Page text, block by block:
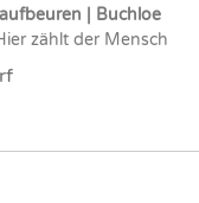
| Buchloe
zählt der Mensch